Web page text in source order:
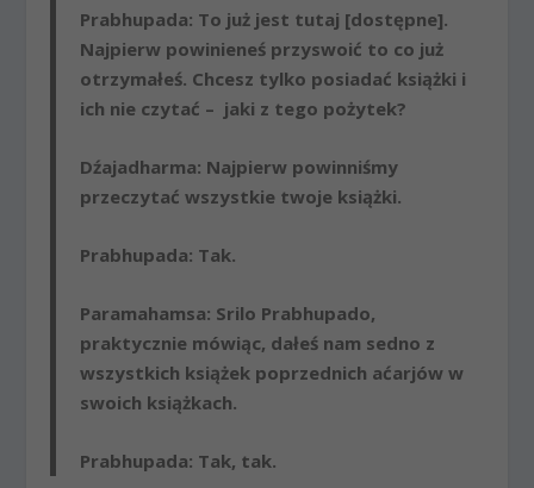
Prabhupada: To już jest tutaj [dostępne].
Najpierw powinieneś przyswoić to co już
otrzymałeś. Chcesz tylko posiadać książki i
ich nie czytać – jaki z tego pożytek?
Dźajadharma: Najpierw powinniśmy
przeczytać wszystkie twoje książki.
Prabhupada: Tak.
Paramahamsa: Srilo Prabhupado,
praktycznie mówiąc, dałeś nam sedno z
wszystkich książek poprzednich aćarjów w
swoich książkach.
Prabhupada: Tak, tak.